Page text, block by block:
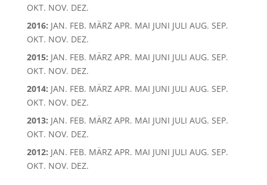
OKT. NOV. DEZ.
2016: JAN. FEB. MÄRZ APR. MAI JUNI JULI AUG. SEP.
OKT. NOV. DEZ.
2015: JAN. FEB. MÄRZ APR. MAI JUNI JULI AUG. SEP.
OKT. NOV. DEZ.
2014: JAN. FEB. MÄRZ APR. MAI JUNI JULI AUG. SEP.
OKT. NOV. DEZ.
2013: JAN. FEB. MÄRZ APR. MAI JUNI JULI AUG. SEP.
OKT. NOV. DEZ.
2012: JAN. FEB. MÄRZ APR. MAI JUNI JULI AUG. SEP.
OKT. NOV. DEZ.